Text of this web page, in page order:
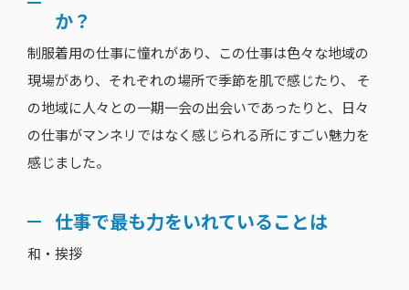
か？
制服着用の仕事に憧れがあり、この仕事は色々な地域の
現場があり、それぞれの場所で季節を肌で感じたり、 そ
の地域に人々との一期一会の出会いであったりと、日々
の仕事がマンネリではなく感じられる所にすごい魅力を
感じました。
仕事で最も力をいれていることは
和・挨拶